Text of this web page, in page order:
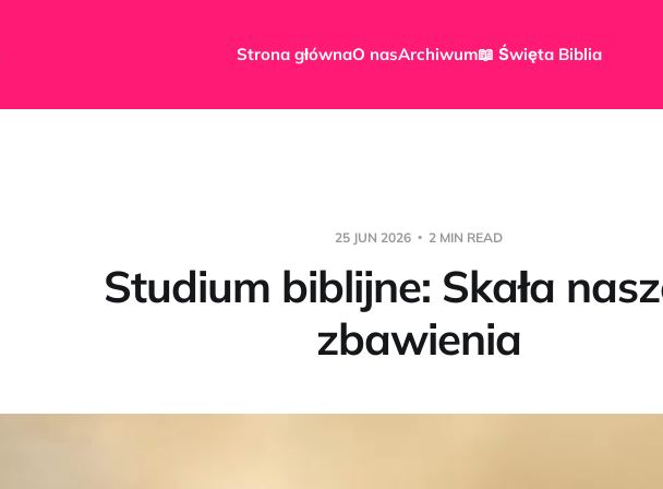
Strona głównaO nasArchiwum📖 Święta Biblia
25 JUN 2026 2 MIN READ
Studium biblijne: Skała
zbawienia